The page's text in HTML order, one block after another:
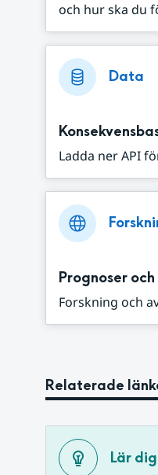
och hur ska du
Data
Ladda ner API
Prognoser
Forskning och
Relaterade
Lär